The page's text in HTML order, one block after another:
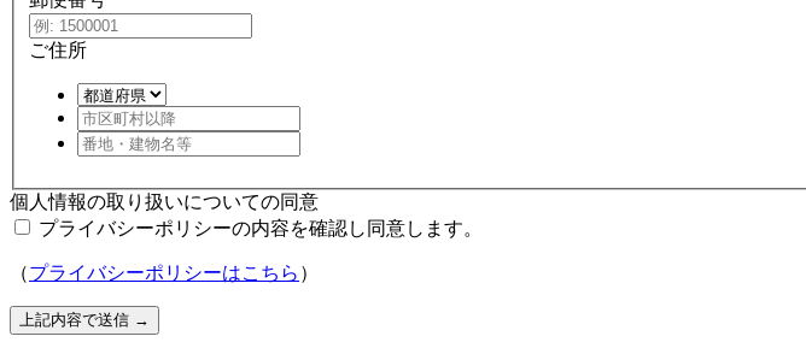
ご住所
個人情報の取り扱いについての同意
プライバシーポリシーの内容を確認し同意します。
（プライバシーポリシーはこちら ）
上記内容で送信 →